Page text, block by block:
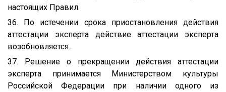
настоящих Правил.
36. По истечении срока приостановления действия
аттестации эксперта действие аттестации эксперта
возобновляется.
37. Решение о прекращении действия аттестации
эксперта принимается Министерством культуры
Российской Федерации при наличии одного из